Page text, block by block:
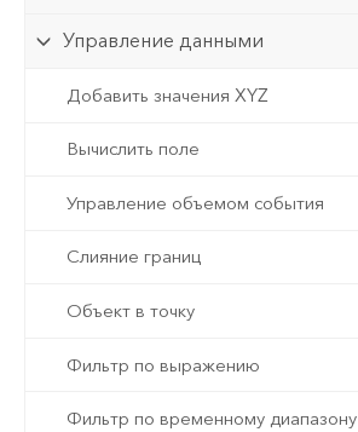
Управление данными
Добавить значения XYZ
Вычислить поле
Управление объемом события
Слияние границ
Объект в точку
Фильтр по выражению
Фильтр по временному диапазону